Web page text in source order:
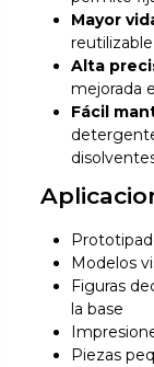
Mayor
Alta
mejorada
Fácil
Modelos
Figuras
la base
Piezas